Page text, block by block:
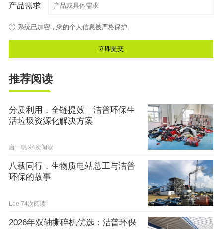
产品需求
系统已加密，您的个人信息被严格保护。
推荐阅读
分质利用，全链提效｜洁普环保生
活垃圾资源化解决方案
唐一帆 94次阅读
八载同行，生物质电站总工与洁普
环保的故事
Lee 74次阅读
2026年双轴撕碎机优选：洁普环保